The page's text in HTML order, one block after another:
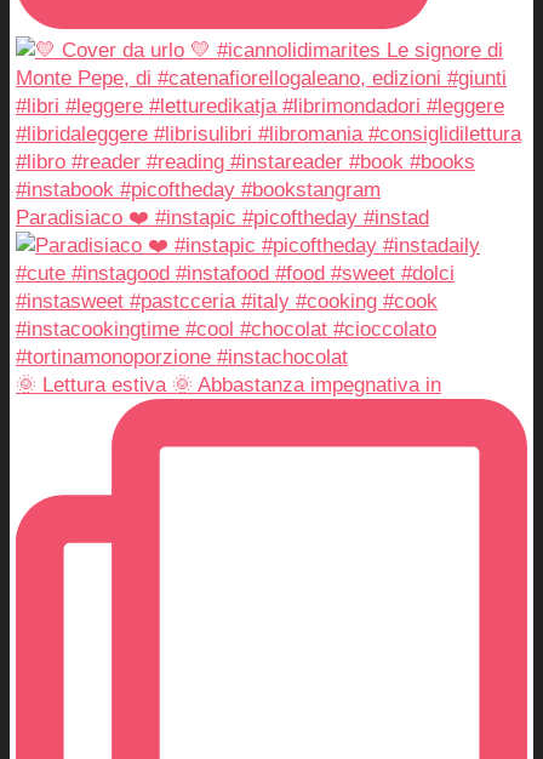
Paradisiaco ❤️ #instapic #picoftheday #instad
🌞 Lettura estiva 🌞 Abbastanza impegnativa in